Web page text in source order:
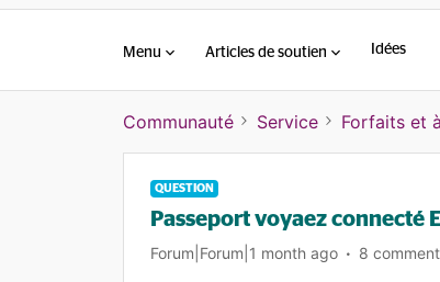
Menu Articles de soutien Idées
Communauté Service Forfaits et
QUESTION
Passeport voyaez connecté
Forum|Forum|1 month ago 8